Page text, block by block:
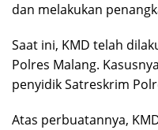
dan melakukan
Saat ini, KMD telah
Polres Malang.
penyidik Satreskrim
Atas perbuatannya,